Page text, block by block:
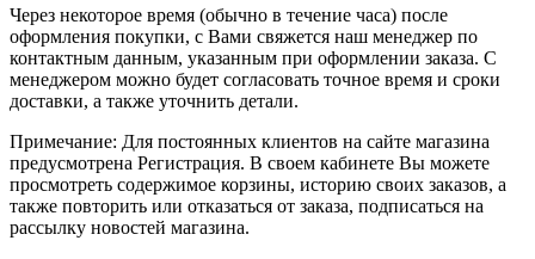
Через некоторое время (обычно в течение часа) после
оформления покупки, с Вами свяжется наш менеджер по
контактным данным, указанным при оформлении заказа. С
менеджером можно будет согласовать точное время и сроки
доставки, а также уточнить детали.
Примечание: Для постоянных клиентов на сайте магазина
предусмотрена Регистрация. В своем кабинете Вы можете
просмотреть содержимое корзины, историю своих заказов, а
также повторить или отказаться от заказа, подписаться на
рассылку новостей магазина.